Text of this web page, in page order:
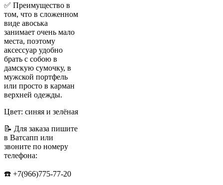
✅ Преимущество в
том, что в сложенном
виде авоська
занимает очень мало
места, поэтому
аксессуар удобно
брать с собою в
дамскую сумочку, в
мужской портфель
или просто в карман
верхней одежды.
Цвет: синяя и зелёная
📝 Для заказа пишите
в Ватсапп или
звоните по номеру
телефона:
☎️ +7(966)775-77-20